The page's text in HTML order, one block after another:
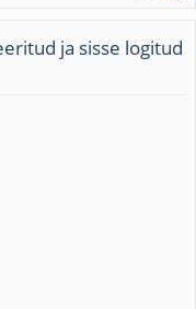
se
ja sisse logitud